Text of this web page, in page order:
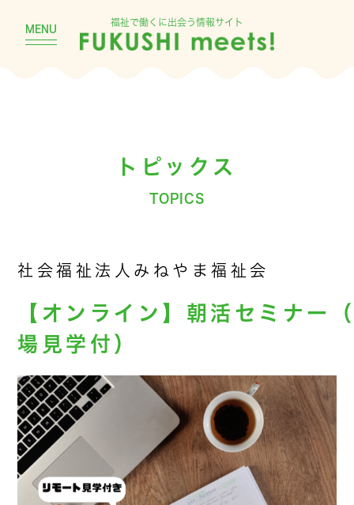
MENU
福祉で働くに出会う情報サイト
トピックス
TOPICS
社会福祉法人みねやま福祉会
【オンライン】朝活セミナー
場見学付）